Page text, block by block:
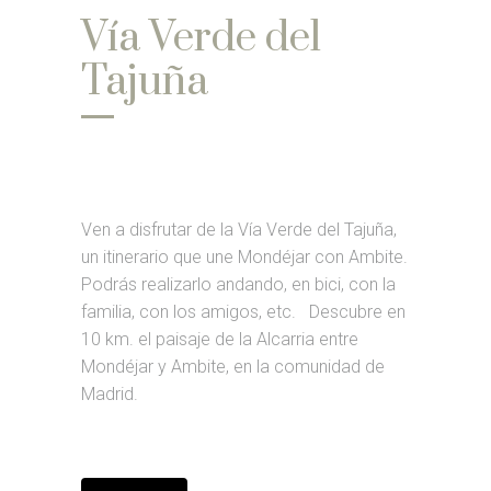
Vía Verde del
Tajuña
Ven a disfrutar de la Vía Verde del Tajuña,
un itinerario que une Mondéjar con Ambite.
Podrás realizarlo andando, en bici, con la
familia, con los amigos, etc. Descubre en
10 km. el paisaje de la Alcarria entre
Mondéjar y Ambite, en la comunidad de
Madrid.